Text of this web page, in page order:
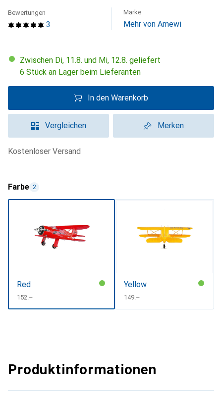
3
Bewertungen Marke
Mehr von Amewi
Zwischen Di, 11.8. und Mi, 12.8. geliefert
6 Stück an Lager beim Lieferanten
In den Warenkorb
Vergleichen Merken
kostenloser Versand
Farbe 2
Red
CHF
152.–
Yellow
CHF
149.–
Produktinformationen